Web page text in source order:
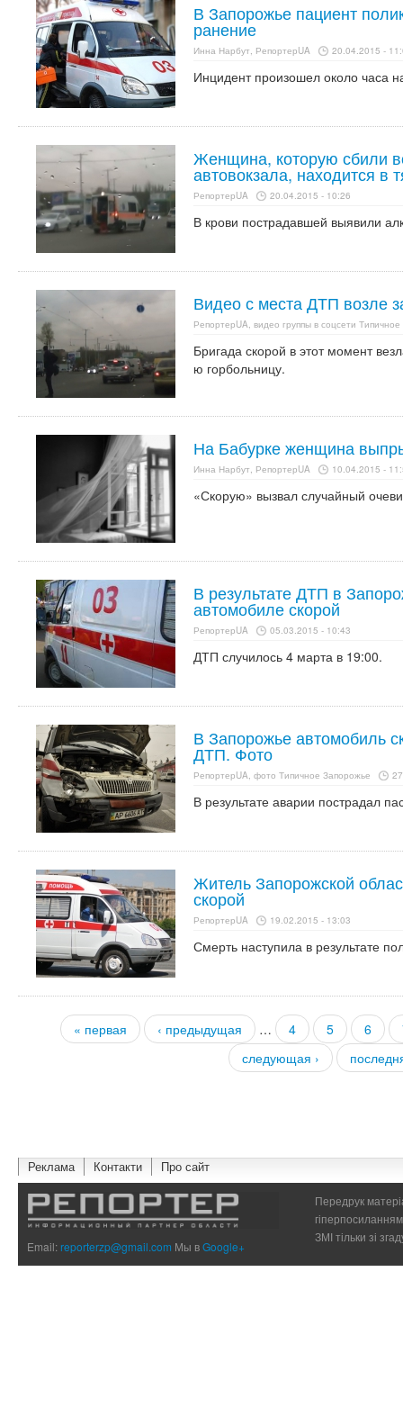
В Запорожье пациент
ранение
Инна Нарбут, РепортерUA 20.04.2015 -
Инцидент произошел около часа
Женщина, которую сбили
автовокзала, находится в
РепортерUA 20.04.2015 - 10:26
В крови пострадавшей выявили
Видео с места ДТП возле
РепортерUA, видео группы в соцсети
Бригада скорой в этот момент
ю горбольницу.
На Бабурке женщина
Инна Нарбут, РепортерUA 10.04.2015 -
«Скорую» вызвал случайный
В результате ДТП в
автомобиле скорой
РепортерUA 05.03.2015 - 10:43
ДТП случилось 4 марта в 19:00.
В Запорожье автомобиль
ДТП. Фото
РепортерUA, фото Типичное Запорожье
В результате аварии пострадал
Житель Запорожской
скорой
РепортерUA 19.02.2015 - 13:03
Смерть наступила в результате
Страницы
« первая ‹ предыдущая … 4 5 6
следующая ›
Реклама Контакти Про сайт
Email:reporterzp@gmail.com Мы вGoogle+
Передрук
ЗМІ тільки зі